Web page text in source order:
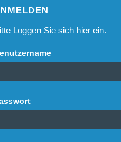
Loggen Sie sich hier ein.